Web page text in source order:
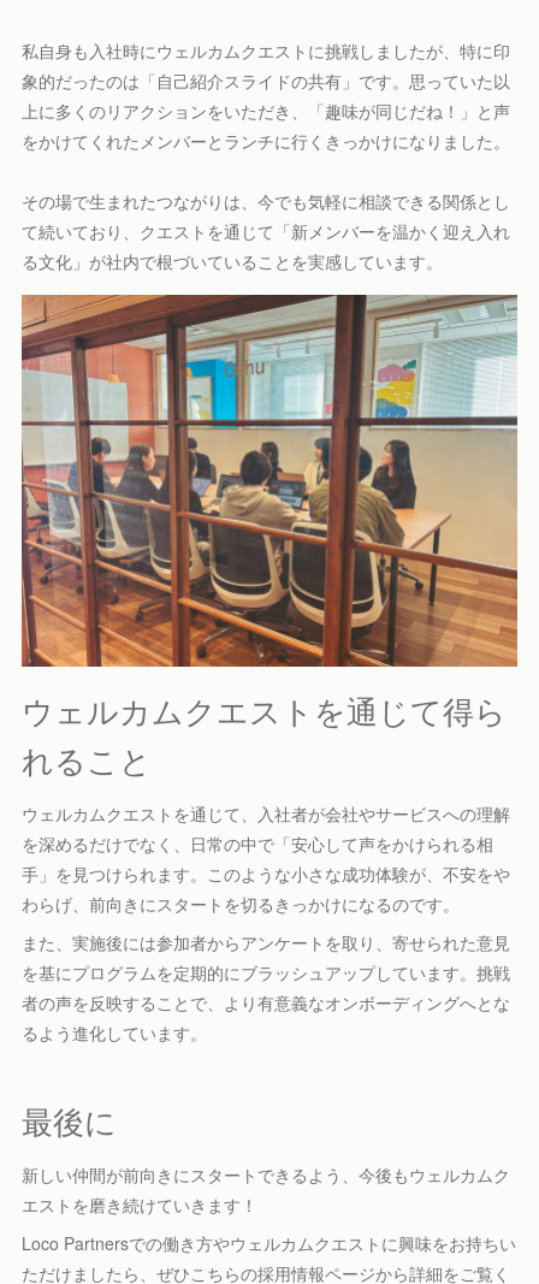
私自身も入社時にウェルカムクエストに挑戦しましたが、特に印
象的だったのは「自己紹介スライドの共有」です。思っていた以
上に多くのリアクションをいただき、「趣味が同じだね！」と声
をかけてくれたメンバーとランチに行くきっかけになりました。
その場で生まれたつながりは、今でも気軽に相談できる関係とし
て続いており、クエストを通じて「新メンバーを温かく迎え入れ
る文化」が社内で根づいていることを実感しています。
ウェルカムクエストを通じて得ら
れること
ウェルカムクエストを通じて、入社者が会社やサービスへの理解
を深めるだけでなく、日常の中で「安心して声をかけられる相
手」を見つけられます。このような小さな成功体験が、不安をや
わらげ、前向きにスタートを切るきっかけになるのです。
また、実施後には参加者からアンケートを取り、寄せられた意見
を基にプログラムを定期的にブラッシュアップしています。挑戦
者の声を反映することで、より有意義なオンボーディングへとな
るよう進化しています。
最後に
新しい仲間が前向きにスタートできるよう、今後もウェルカムク
エストを磨き続けていきます！
Loco Partnersでの働き方やウェルカムクエストに興味をお持ちい
ただけましたら、ぜひこちらの採用情報ページから詳細をご覧く